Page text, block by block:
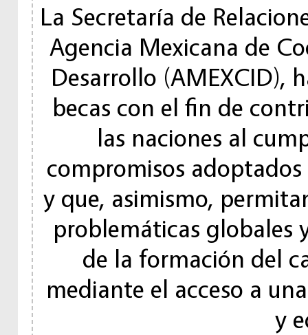
La Secretaría de
Agencia Mexicana de
Desarrollo (AMEXCID),
becas con el fin de
las naciones al
compromisos
y que, asimismo,
problemáticas globales
de la formación del
mediante el acceso a
y